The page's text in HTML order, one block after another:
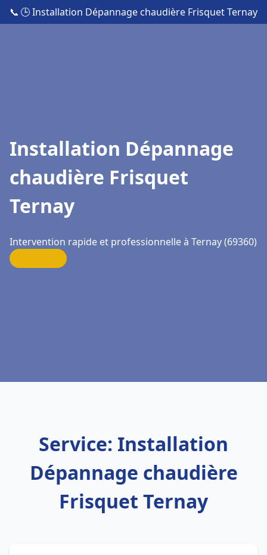
📞 🕒 Installation Dépannage chaudière Frisquet Ternay
Installation Dépannage
chaudière Frisquet
Ternay
Intervention rapide et professionnelle à Ternay (69360)
Service: Installation
Dépannage chaudière
Frisquet Ternay